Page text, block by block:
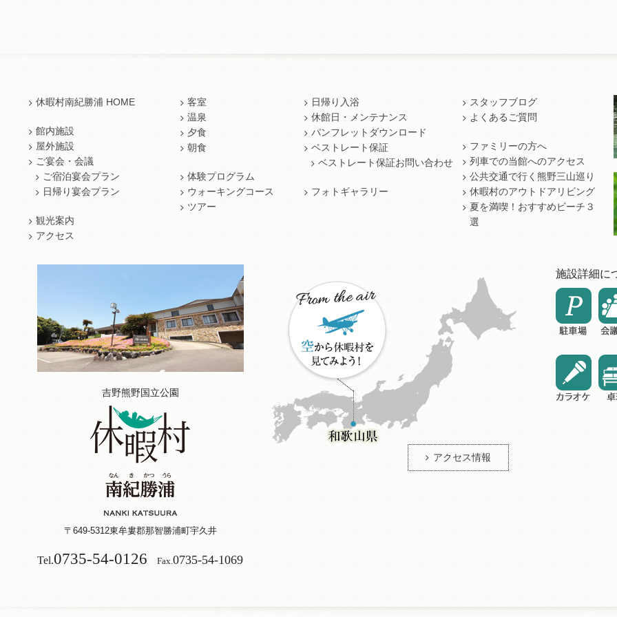
休暇村南紀勝浦 HOME
館内施設
屋外施設
ご宴会・会議
ご宿泊宴会プラン
日帰り宴会プラン
観光案内
アクセス
客室
温泉
夕食
朝食
体験プログラム
ウォーキングコース
ツアー
日帰り入浴
休館日・メンテナンス
パンフレットダウンロード
ベストレート保証
ベストレート保証お問い合わせ
フォトギャラリー
スタッフブログ
よくあるご質問
ファミリーの方へ
列車での当館へのアクセス
公共交通で行く熊野三山巡り
休暇村のアウトドアリビング
夏を満喫！おすすめビーチ３
選
吉野熊野国立公園
〒649-5312東牟婁郡那智勝浦町宇久井
Tel.0735-54-0126 Fax. 0735-54-1069
アクセス情報
施設詳細に